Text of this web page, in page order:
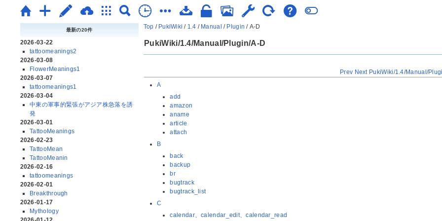
Top / PukiWiki / 1.4 / Manual / Plugin / A-D
PukiWiki/1.4/Manual/Plugin/A-D
Prev Next PukiWiki/1.4/Manual/
A
add
amazon
aname
article
attach
B
back
backup
br
bugtrack
bugtrack_list
C
calendar、calendar_edit、calendar_read
最新の20件
2026-03-22
tattoomeanings2
2026-03-08
FlowerMeanings1
2026-03-07
tattoomeanings1
2026-03-04
中東の軍事的緊張がアジア株急落を誘
発
2026-03-01
TattooMeanings
2026-02-23
TattooMean
TattooMeanin
2026-02-16
tattoomeanings
2026-02-01
Breakthrough
2026-01-17
Mythology